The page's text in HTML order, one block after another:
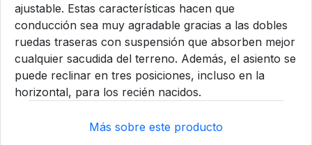
ajustable. Estas características hacen que
conducción sea muy agradable gracias a las dobles
ruedas traseras con suspensión que absorben mejor
cualquier sacudida del terreno. Además, el asiento se
puede reclinar en tres posiciones, incluso en la
horizontal, para los recién nacidos.
Más sobre este producto